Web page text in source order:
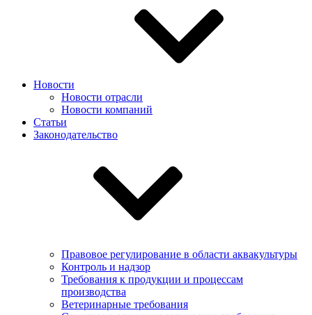
Новости
Новости отрасли
Новости компаний
Статьи
Законодательство
Правовое регулирование в области аквакультуры
Контроль и надзор
Требования к продукции и процессам
производства
Ветеринарные требования